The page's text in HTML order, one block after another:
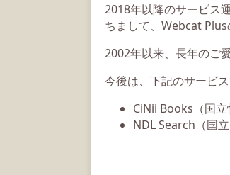
2018年以降のサービス
ちまして、Webcat Plus
2002年以来、長年のご
今後は、下記のサービ
CiNii Books（国立
NDL Search（国立